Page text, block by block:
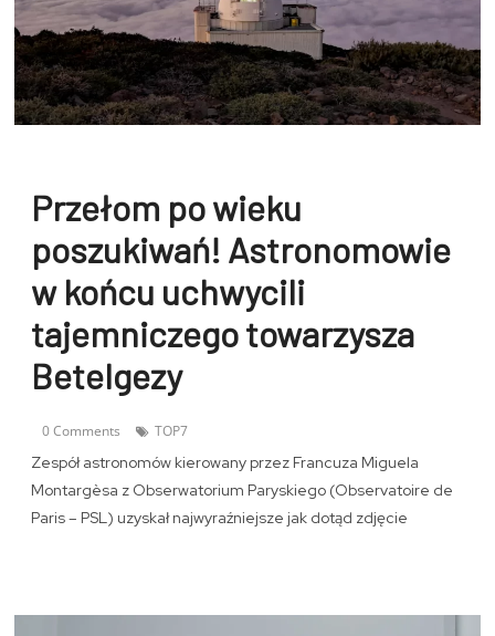
Przełom po wieku
poszukiwań! Astronomowie
w końcu uchwycili
tajemniczego towarzysza
Betelgezy
0 Comments TOP7
Zespół astronomów kierowany przez Francuza Miguela
Montargèsa z Obserwatorium Paryskiego (Observatoire de
Paris – PSL) uzyskał najwyraźniejsze jak dotąd zdjęcie